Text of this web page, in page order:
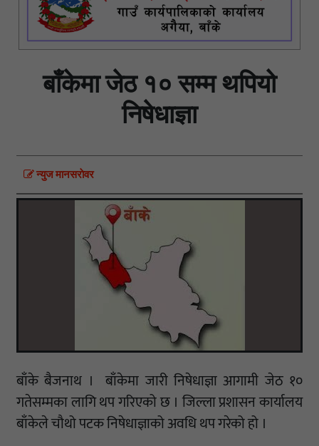
बाँकेमा जेठ १० सम्म थपियो
निषेधाज्ञा
न्युज मानसराेवर
बाँके बैजनाथ । बाँकेमा जारी निषेधाज्ञा आगामी जेठ १०
गतेसम्मका लागि थप गरिएको छ । जिल्ला प्रशासन कार्यालय
बाँकेले चौथो पटक निषेधाज्ञाको अवधि थप गरेको हो ।